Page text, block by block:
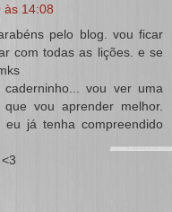
às 14:08
pelo blog. vou ficar
com todas as lições. e se
vou ver uma
vou aprender melhor.
já tenha compreendido